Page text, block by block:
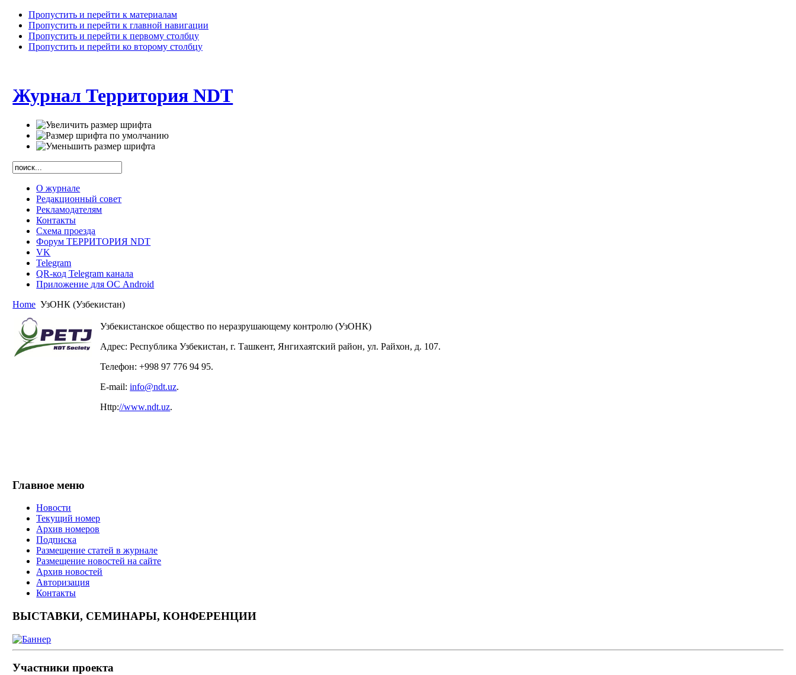
Пропустить и перейти к материалам
Пропустить и перейти к главной навигации
Пропустить и перейти к первому столбцу
Пропустить и перейти ко второму столбцу
Журнал Территория NDT
О журнале
Редакционный совет
Рекламодателям
Контакты
Схема проезда
Форум ТЕРРИТОРИЯ NDT
VK
Telegram
QR-код Telegram канала
Приложение для ОС Android
Home УзОНК (Узбекистан)
Узбекистанское общество по неразрушающему контролю (УзОНК)
Адрес: Республика Узбекистан, г. Ташкент, Янгихаятский район, ул. Райхон, д. 107.
Телефон: +998 97 776 94 95.
E-mail:info@ndt.uz.
Http://www.ndt.uz.
Главное меню
Новости
Текущий номер
Архив номеров
Подписка
Размещение статей в журнале
Размещение новостей на сайте
Архив новостей
Авторизация
Контакты
ВЫСТАВКИ, СЕМИНАРЫ, КОНФЕРЕНЦИИ
Участники проекта